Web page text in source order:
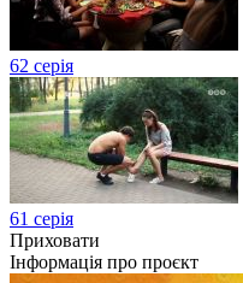
62 серія
61 серія
Приховати
Інформація про проєкт